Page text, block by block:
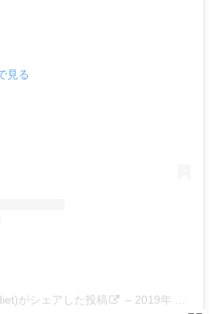
見る
がシェアした投稿 – 2019年 4月月22日午後7時37分PDT